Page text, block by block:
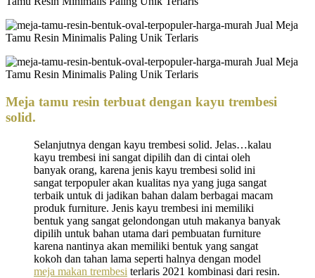
Meja tamu resin terbuat dengan kayu trembesi
solid.
Selanjutnya dengan kayu trembesi solid. Jelas…kalau
kayu trembesi ini sangat dipilih dan di cintai oleh
banyak orang, karena jenis kayu trembesi solid ini
sangat terpopuler akan kualitas nya yang juga sangat
terbaik untuk di jadikan bahan dalam berbagai macam
produk furniture. Jenis kayu trembesi ini memiliki
bentuk yang sangat gelondongan utuh makanya banyak
dipilih untuk bahan utama dari pembuatan furniture
karena nantinya akan memiliki bentuk yang sangat
kokoh dan tahan lama seperti halnya dengan model
meja makan trembesi terlaris 2021 kombinasi dari resin.